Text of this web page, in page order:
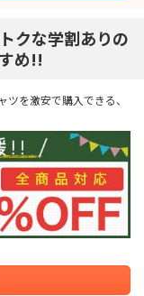
クな学割ありの
め!!
ツを激安で購入できる、